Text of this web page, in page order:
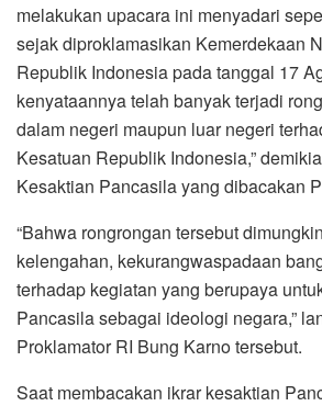
melakukan upacara ini menyadari
sejak diproklamasikan Kemerdekaan
Republik Indonesia pada tanggal 17
kenyataannya telah banyak terjadi
dalam negeri maupun luar negeri
Kesatuan Republik Indonesia,”
Kesaktian Pancasila yang dibacakan
“Bahwa rongrongan tersebut
kelengahan, kekurangwaspadaan
terhadap kegiatan yang berupaya
Pancasila sebagai ideologi negara,”
Proklamator RI Bung Karno tersebut.
Saat membacakan ikrar kesaktian